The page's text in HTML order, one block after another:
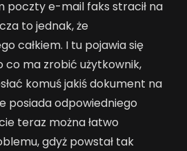
poczty e-mail faks stracił na
to jednak, że
całkiem. I tu pojawia się
co ma zrobić użytkownik,
komuś jakiś dokument na
posiada odpowiedniego
teraz można łatwo
gdyż powstał tak